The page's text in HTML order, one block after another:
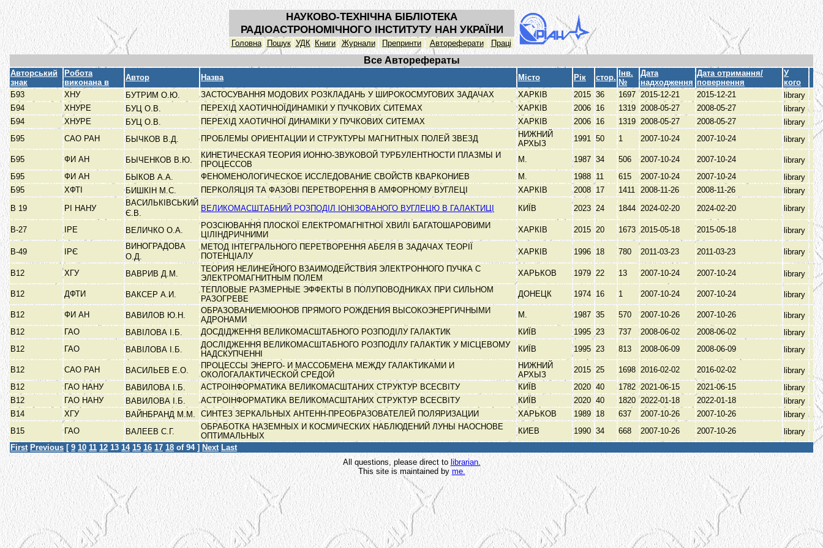
НАУКОВО-ТЕХНІЧНА БІБЛІОТЕКА
РАДІОАСТРОНОМІЧНОГО ІНСТИТУТУ НАН УКРАЇНИ
Головна Пошук УДК Книги Журнали Препринти Автореферати Праці
Все Авторефераты
Авторський
знак
Робота
виконана в
Автор Назва Місто Рік стор.
Інв.
№
Дата
надходження
Дата отримання/
повернення
У
кого
Б93
ХНУ БУТРИМ О.Ю. ЗАСТОСУВАННЯ МОДОВИХ РОЗКЛАДАНЬ У ШИРОКОСМУГОВИХ ЗАДАЧАХ ХАРКІВ 2015 36 1697 2015-12-21 2015-12-21
library
Б94
ХНУРЕ БУЦ О.В. ПЕРЕХІД ХАОТИЧНОЇДИНАМІКИ У ПУЧКОВИХ СИТЕМАХ ХАРКІВ 2006 16 1319 2008-05-27 2008-05-27
library
Б94
ХНУРЕ БУЦ О.В. ПЕРЕХІД ХАОТИЧНОЇ ДИНАМІКИ У ПУЧКОВИХ СИТЕМАХ ХАРКІВ 2006 16 1319 2008-05-27 2008-05-27
library
Б95
САО РАН БЫЧКОВ В.Д. ПРОБЛЕМЫ ОРИЕНТАЦИИ И СТРУКТУРЫ МАГНИТНЫХ ПОЛЕЙ ЗВЕЗД
НИЖНИЙ
АРХЫЗ
1991 50 1 2007-10-24 2007-10-24 library
Б95 ФИ АН БЫЧЕНКОВ В.Ю.
КИНЕТИЧЕСКАЯ ТЕОРИЯ ИОННО-ЗВУКОВОЙ ТУРБУЛЕНТНОСТИ ПЛАЗМЫ И
ПРОЦЕССОВ
М. 1987 34 506 2007-10-24 2007-10-24
library
Б95
ФИ АН БЫКОВ А.А. ФЕНОМЕНОЛОГИЧЕСКОЕ ИССЛЕДОВАНИЕ СВОЙСТВ КВАРКОНИЕВ М. 1988 11 615 2007-10-24 2007-10-24
library
Б95
ХФТІ БИШКІН М.С. ПЕРКОЛЯЦІЯ ТА ФАЗОВІ ПЕРЕТВОРЕННЯ В АМФОРНОМУ ВУГЛЕЦІ ХАРКІВ 2008 17 1411 2008-11-26 2008-11-26
library
В 19
РІ НАНУ
ВАСИЛЬКІВСЬКИЙ
Є.В.
ВЕЛИКОМАСШТАБНИЙ РОЗПОДІЛ ІОНІЗОВАНОГО ВУГЛЕЦЮ В ГАЛАКТИЦІ КИЇВ 2023 24 1844 2024-02-20 2024-02-20 library
В-27 ІРЕ ВЕЛИЧКО О.А.
РОЗСІЮВАННЯ ПЛОСКОЇ ЕЛЕКТРОМАГНІТНОЇ ХВИЛІ БАГАТОШАРОВИМИ
ЦІЛІНДРИЧНИМИ
ХАРКІВ 2015 20 1673 2015-05-18 2015-05-18 library
В-49 ІРЄ
ВИНОГРАДОВА
О.Д.
МЕТОД ІНТЕГРАЛЬНОГО ПЕРЕТВОРЕННЯ АБЕЛЯ В ЗАДАЧАХ ТЕОРІЇ
ПОТЕНЦІАЛУ
ХАРКІВ 1996 18 780 2011-03-23 2011-03-23 library
В12 ХГУ ВАВРИВ Д.М.
ТЕОРИЯ НЕЛИНЕЙНОГО ВЗАИМОДЕЙСТВИЯ ЭЛЕКТРОННОГО ПУЧКА С
ЭЛЕКТРОМАГНИТНЫМ ПОЛЕМ
ХАРЬКОВ 1979 22 13 2007-10-24 2007-10-24 library
В12 ДФТИ ВАКСЕР А.И.
ТЕПЛОВЫЕ РАЗМЕРНЫЕ ЭФФЕКТЫ В ПОЛУПОВОДНИКАХ ПРИ СИЛЬНОМ
РАЗОГРЕВЕ
ДОНЕЦК 1974 16 1 2007-10-24 2007-10-24 library
В12 ФИ АН ВАВИЛОВ Ю.Н.
ОБРАЗОВАНИЕМЮОНОВ ПРЯМОГО РОЖДЕНИЯ ВЫСОКОЭНЕРГИЧНЫМИ
АДРОНАМИ
М. 1987 35 570 2007-10-26 2007-10-26
library
В12
ГАО ВАВІЛОВА І.Б. ДОСДІДЖЕННЯ ВЕЛИКОМАСШТАБНОГО РОЗПОДІЛУ ГАЛАКТИК КИЇВ 1995 23 737 2008-06-02 2008-06-02
library
В12
ГАО ВАВІЛОВА І.Б.
ДОСЛІДЖЕННЯ ВЕЛИКОМАСШТАБНОГО РОЗПОДІЛУ ГАЛАКТИК У МІСЦЕВОМУ
НАДСКУПЧЕННІ
КИЇВ 1995 23 813 2008-06-09 2008-06-09 library
В12 САО РАН ВАСИЛЬЕВ Е.О.
ПРОЦЕССЫ ЭНЕРГО- И МАССОБМЕНА МЕЖДУ ГАЛАКТИКАМИ И
ОКОЛОГАЛАКТИЧЕСКОЙ СРЕДОЙ
НИЖНИЙ
АРХЫЗ
2015 25 1698 2016-02-02 2016-02-02
library
В12
ГАО НАНУ ВАВИЛОВА І.Б. АСТРОІНФОРМАТИКА ВЕЛИКОМАСШТАНИХ СТРУКТУР ВСЕСВІТУ КИЇВ 2020 40 1782 2021-06-15 2021-06-15
library
В12
ГАО НАНУ ВАВИЛОВА І.Б. АСТРОІНФОРМАТИКА ВЕЛИКОМАСШТАНИХ СТРУКТУР ВСЕСВІТУ КИЇВ 2020 40 1820 2022-01-18 2022-01-18
library
В14
ХГУ ВАЙНБРАНД М.М. СИНТЕЗ ЗЕРКАЛЬНЫХ АНТЕНН-ПРЕОБРАЗОВАТЕЛЕЙ ПОЛЯРИЗАЦИИ ХАРЬКОВ 1989 18 637 2007-10-26 2007-10-26
library
В15
ГАО ВАЛЕЕВ С.Г.
ОБРАБОТКА НАЗЕМНЫХ И КОСМИЧЕСКИХ НАБЛЮДЕНИЙ ЛУНЫ НАОСНОВЕ
ОПТИМАЛЬНЫХ
КИЕВ 1990 34 668 2007-10-26 2007-10-26
library
First Previous [ 9 10 11 12 13 14 15 16 17 18 of 94 ] Next Last
All questions, please direct to librarian.
This site is maintained byme.